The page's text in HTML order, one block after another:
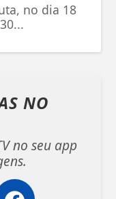
no dia 18
NO
no seu app